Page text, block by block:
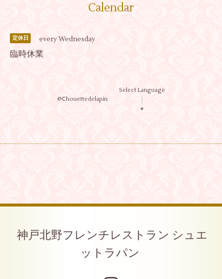
Calendar
定休日 every Wednesday
臨時休業
@Ⅽhouettedelapin
Select Language
▼
神戸北野フレンチレストラン シュエ
ットラパン